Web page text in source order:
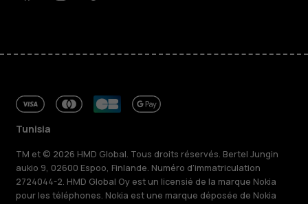
Tunisia
TM et © 2026 HMD Global. Tous droits réservés. Bertel Jungin
aukio 9, 02600 Espoo, Finlande. Numéro d'immatriculation
2724044-2. HMD Global Oy est un licensié de la marque Nokia
pour les téléphones. Nokia est une marque déposée de Nokia